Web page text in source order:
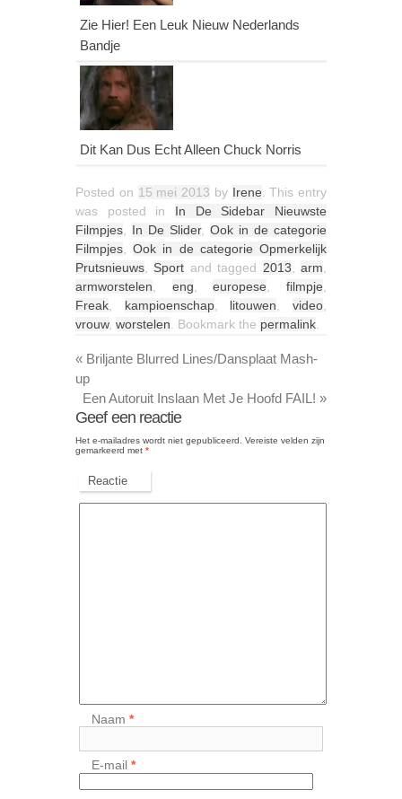
Zie Hier! Een Leuk Nieuw Nederlands
Bandje
Dit Kan Dus Echt Alleen Chuck Norris
Posted on 15 mei 2013 by Irene . This entry
was posted in In De Sidebar Nieuwste
Filmpjes
In De Slider, Ook in de categorie
Filmpjes ,Ook in de categorie Opmerkelijk
Prutsnieuws
Sport and tagged 2013 ,arm
armworstelen
eng ,europese ,filmpje
Freak
kampioenschap, litouwen ,video
vrouw, worstelen . Bookmark the permalink
« Briljante Blurred Lines/Dansplaat Mash-
up
Een Autoruit Inslaan Met Je Hoofd FAIL! »
Geef een reactie
Het e-mailadres wordt niet gepubliceerd.
Vereiste velden zijn
gemarkeerd met *
Reactie
Naam*
E-mail*